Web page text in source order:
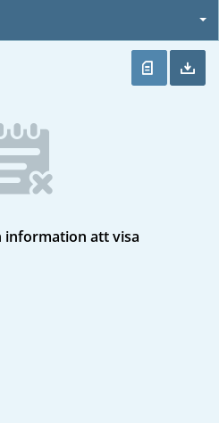
information att visa